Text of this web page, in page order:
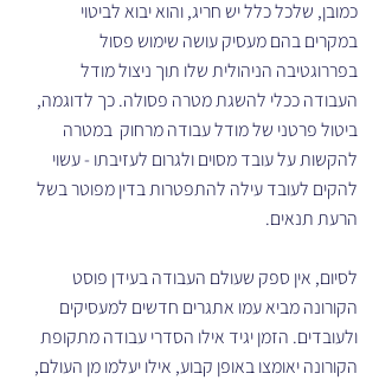
כמובן, שלכל כלל יש חריג, והוא יבוא לביטוי
במקרים בהם מעסיק עושה שימוש פסול
בפררוגטיבה הניהולית שלו תוך ניצול מודל
העבודה ככלי להשגת מטרה פסולה. כך לדוגמה,
ביטול פרטני של מודל עבודה מרחוק  במטרה
להקשות על עובד מסוים ולגרום לעזיבתו - עשוי
להקים לעובד עילה להתפטרות בדין מפוטר בשל
הרעת תנאים.
לסיום, אין ספק שעולם העבודה בעידן פוסט
הקורונה מביא עמו אתגרים חדשים למעסיקים
ולעובדים. הזמן יגיד אילו הסדרי עבודה מתקופת
הקורונה יאומצו באופן קבוע, אילו יעלמו מן העולם,